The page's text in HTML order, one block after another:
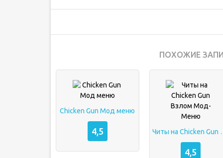
ПОХОЖИЕ
Chicken Gun Мод меню
4,5 Читы на
4,5